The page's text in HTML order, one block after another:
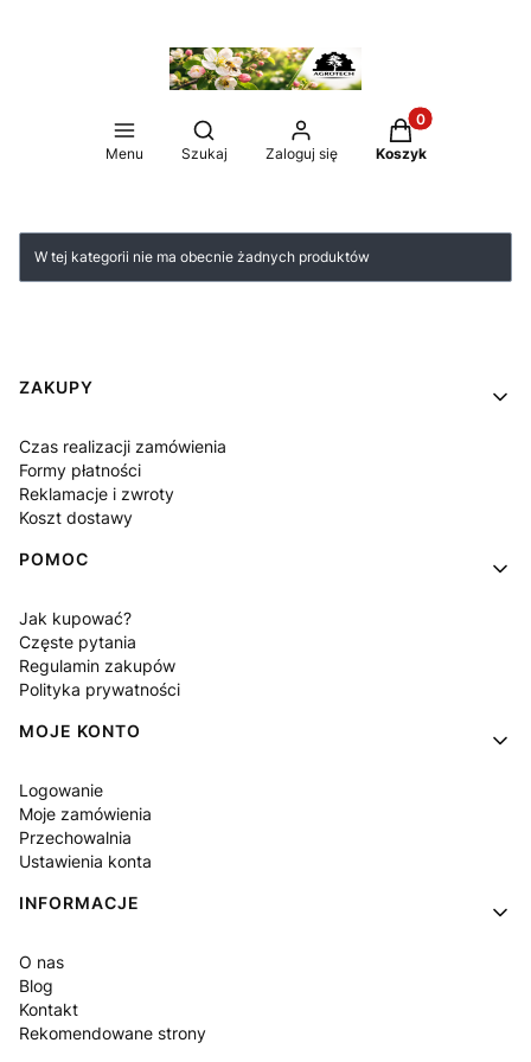
Menu
Otwórz wyszukiwarkę
Szukaj Zaloguj się
Produkty w
Koszyk
Lista produktów
W tej kategorii nie ma obecnie żadnych produktów
Linki w stopce
ZAKUPY
Czas realizacji zamówienia
Formy płatności
Reklamacje i zwroty
Koszt dostawy
POMOC
Jak kupować?
Częste pytania
Regulamin zakupów
Polityka prywatności
MOJE KONTO
Logowanie
Moje zamówienia
Przechowalnia
Ustawienia konta
INFORMACJE
O nas
Blog
Kontakt
Rekomendowane strony